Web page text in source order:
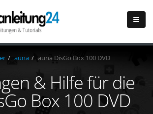
auna auna DisGo Box 100 DVD
& Hilfe für die
Box 100 DVD